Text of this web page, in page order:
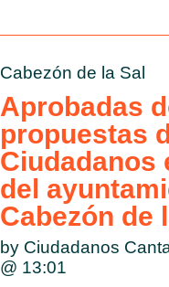
Cabezón de la Sal
Aprobadas
propuestas
Ciudadanos
del
Cabezón de
by Ciudadanos
@ 13:01